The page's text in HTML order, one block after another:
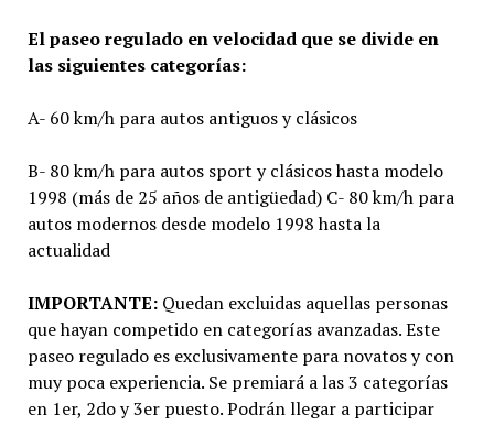
El paseo regulado en velocidad que se divide en
las siguientes categorías:
A- 60 km/h para autos antiguos y clásicos
B- 80 km/h para autos sport y clásicos hasta modelo
1998 (más de 25 años de antigüedad) C- 80 km/h para
autos modernos desde modelo 1998 hasta la
actualidad
IMPORTANTE:Quedan excluidas aquellas personas
que hayan competido en categorías avanzadas. Este
paseo regulado es exclusivamente para novatos y con
muy poca experiencia. Se premiará a las 3 categorías
en 1er, 2do y 3er puesto. Podrán llegar a participar